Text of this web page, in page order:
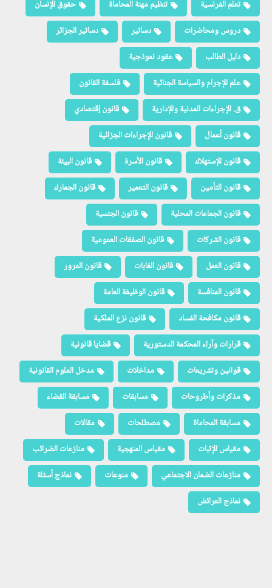
تعلم الفرنسية تنظيم مهنة المحاماة
حقوق الإنسان
دروس ومحاضرات
دساتير
دساتير الجزائر
دليل الطالب
عقود نموذجية
علم الإجرام والسياسة الجنائية
فلسفة القانون
ق. الإجراءات المدنية والإدارية
قانون إقتصادي
قانون أعمال
قانون الإجراءات الجزائية
قانون الإستهلاك
قانون الأسرة
قانون البيئة
قانون التأمين
قانون التعمير
قانون الجمارك
قانون الجماعات المحلية
قانون الجنسية
قانون الشركات
قانون الصفقات العمومية
قانون العمل
قانون الغابات
قانون المرور
قانون المنافسة
قانون الوظيفة العامة
قانون مكافحة الفساد
قانون نزع الملكية
قرارات وآراء المحكمة الدستورية
قضايا قانونية
قوانين وتشريعات
مداخلات
مدخل العلوم القانونية
مذكرات وأطروحات
مسابقات
مسابقة القضاء
مسابقة المحاماة
مصطلحات
مقالات
مقياس الإثبات
مقياس المنهجية
منازعات الضرائب
منازعات الضمان الاجتماعي
منوعات
نماذج أسئلة
نماذج العرائض